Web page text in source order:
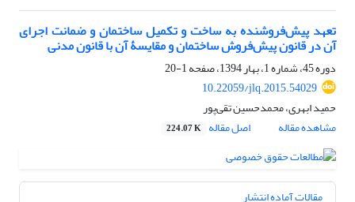
تعهد پیش‌فروشنده به ساخت و تکمیل ساختمان و ضمانت اجرای
آن در قانون پیش‌فروش ساختمان و مقایسۀ آن با قانون مدنی
دوره 45، شماره 1، بهار 1394، صفحه
1-20
10.22059/jlq.2015.54029
حمید ابهری، محمدحسین تقی‌پور
مشاهده مقاله
اصل مقاله 224.07 K
مقالات آماده انتشار